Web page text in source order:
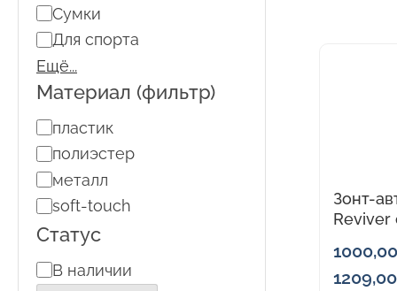
Сумки
Для спорта
Ещё...
Материал (фильтр)
Материал
(фильтр)
пластик
полиэстер
металл
soft-touch
Статус
Статус
В наличии
Зонт-
Reviver
1000,00
1209,00
можно
выбрать
на
странице